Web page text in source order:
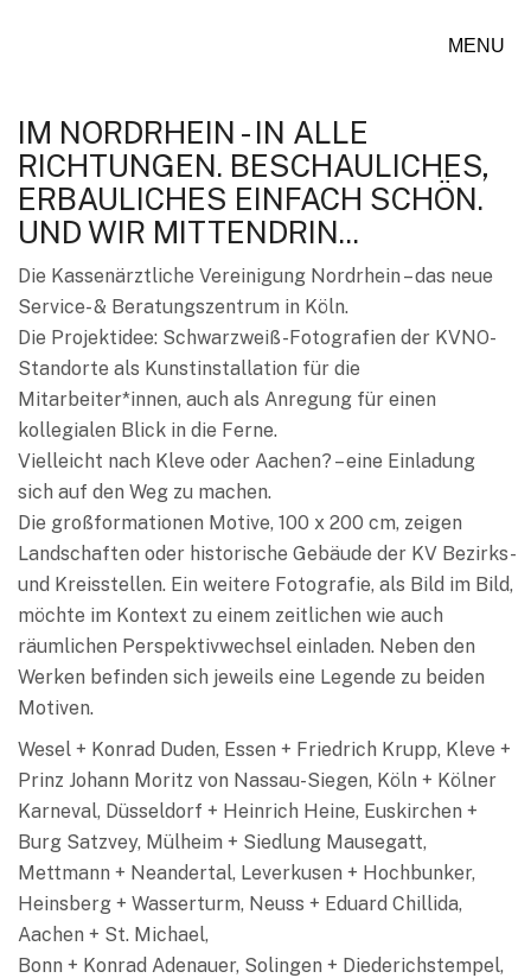
MENU
IM NORDRHEIN - IN ALLE
RICHTUNGEN. BESCHAULICHES,
ERBAULICHES EINFACH SCHÖN.
UND WIR MITTENDRIN...
Die Kassenärztliche Vereinigung Nordrhein – das neue
Service- & Beratungszentrum in Köln.
Die Projektidee: Schwarzweiß-Fotografien der KVNO-
Standorte als Kunstinstallation für die
Mitarbeiter*innen, auch als Anregung für einen
kollegialen Blick in die Ferne.
Vielleicht nach Kleve oder Aachen? – eine Einladung
sich auf den Weg zu machen.
Die großformationen Motive, 100 x 200 cm, zeigen
Landschaften oder historische Gebäude der KV Bezirks-
und Kreisstellen. Ein weitere Fotografie, als Bild im Bild,
möchte im Kontext zu einem zeitlichen wie auch
räumlichen Perspektivwechsel einladen. Neben den
Werken befinden sich jeweils eine Legende zu beiden
Motiven.
Wesel + Konrad Duden, Essen + Friedrich Krupp, Kleve +
Prinz Johann Moritz von Nassau-Siegen, Köln + Kölner
Karneval, Düsseldorf + Heinrich Heine, Euskirchen +
Burg Satzvey, Mülheim + Siedlung Mausegatt,
Mettmann + Neandertal, Leverkusen + Hochbunker,
Heinsberg + Wasserturm, Neuss + Eduard Chillida,
Aachen + St. Michael,
Bonn + Konrad Adenauer, Solingen + Diederichstempel,